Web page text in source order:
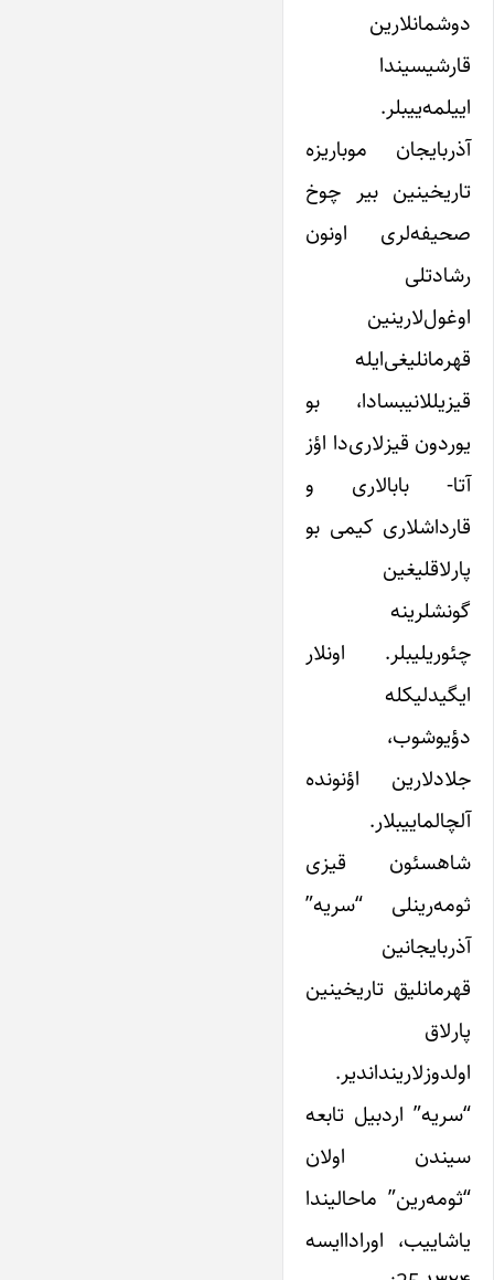
دوشمانلارین
قارشیسیندا
اییلمه‌ییبلر.
آذربایجان موباریزه
تاریخینین بیر چوخ
صحیفه‌لری اونون
رشادتلی
اوغول‌لارینین
قهرمانلیغی‌ایله
قیزیللانیبسادا، بو
یوردون قیزلاری‌دا اؤز
آتا- بابالاری و
قارداشلاری کیمی بو
پارلاقلیغین
گونشلرینه
چئوریلیبلر. اونلار
ایگیدلیکله
دؤیوشوب،
جلادلارین اؤنونده
آلچالماییبلار.
شاهسئون قیزی
ثومه‌رینلی “سریه”
آذربایجانین
قهرمانلیق تاریخینین
پارلاق
اولدوزلارینداندیر.
“سریه” اردبیل تابعه
سیندن اولان
“ثومه‌رین” ماحالیندا
یاشاییب، اورادا‌ایسه